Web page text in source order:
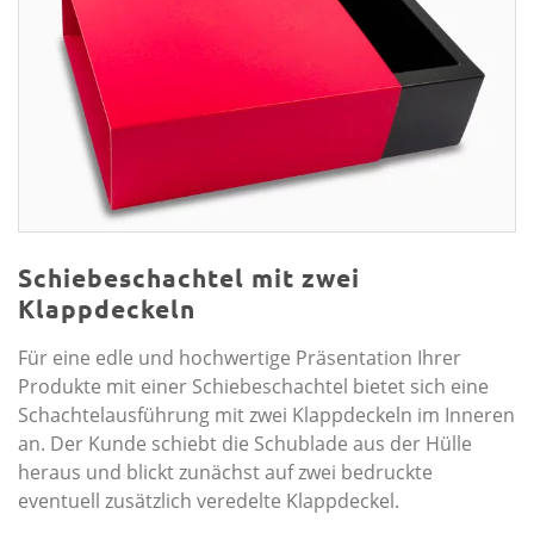
Schiebeschachtel mit zwei
Klappdeckeln
Für eine edle und hochwertige Präsentation Ihrer
Produkte mit einer Schiebeschachtel bietet sich eine
Schachtelausführung mit zwei Klappdeckeln im Inneren
an. Der Kunde schiebt die Schublade aus der Hülle
heraus und blickt zunächst auf zwei bedruckte
eventuell zusätzlich veredelte Klappdeckel.